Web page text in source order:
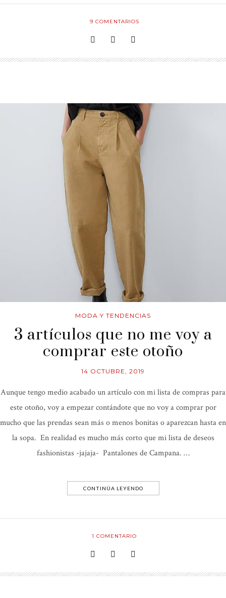
9 COMENTARIOS
MODA Y TENDENCIAS
3 artículos que no me voy a
comprar este otoño
14 OCTUBRE, 2019
Aunque tengo medio acabado un artículo con mi lista de compras para
este otoño, voy a empezar contándote que no voy a comprar por
mucho que las prendas sean más o menos bonitas o aparezcan hasta en
la sopa. En realidad es mucho más corto que mi lista de deseos
fashionistas -jajaja- Pantalones de Campana. …
CONTINÚA LEYENDO
1 COMENTARIO